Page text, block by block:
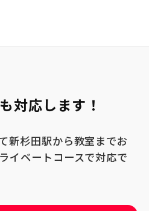
対応します！
新杉田駅から教室までお
イベートコースで対応で